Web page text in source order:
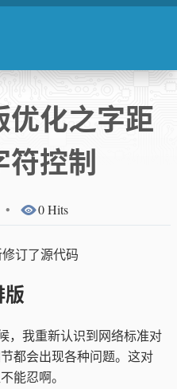
优化之字距
控制
• 0 Hits
订了源代码
版
，我重新认识到网络标准对
都会出现各种问题。这对
能忍啊。